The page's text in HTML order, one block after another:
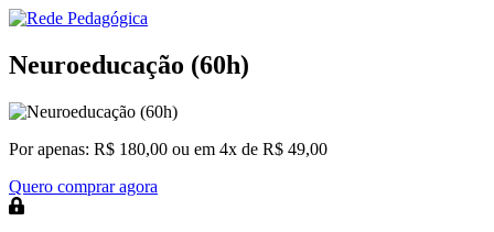
Neuroeducação (60h)
Por apenas: R$ 180,00 ou em 4x de R$ 49,00
Quero comprar agora